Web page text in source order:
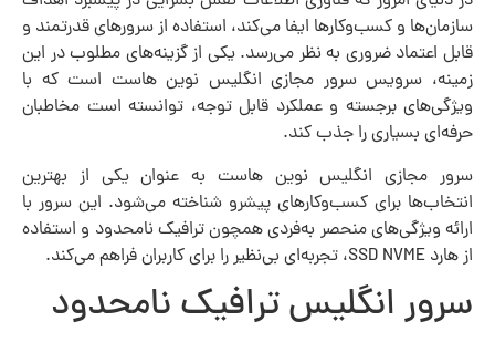
سازمان‌ها و کسب‌وکارها ایفا می‌کند، استفاده از سرورهای قدرتمند و
قابل اعتماد ضروری به نظر می‌رسد. یکی از گزینه‌های مطلوب در این
زمینه، سرویس سرور مجازی انگلیس نوین هاست است که با
ویژگی‌های برجسته و عملکرد قابل توجه، توانسته است مخاطبان
حرفه‌ای بسیاری را جذب کند.
سرور مجازی انگلیس نوین هاست به عنوان یکی از بهترین
انتخاب‌ها برای کسب‌وکارهای پیشرو شناخته می‌شود. این سرور با
ارائه ویژگی‌های منحصر به‌فردی همچون ترافیک نامحدود و استفاده
از هارد SSD NVME، تجربه‌ای بی‌نظیر را برای کاربران فراهم می‌کند.
سرور انگلیس ترافیک نامحدود